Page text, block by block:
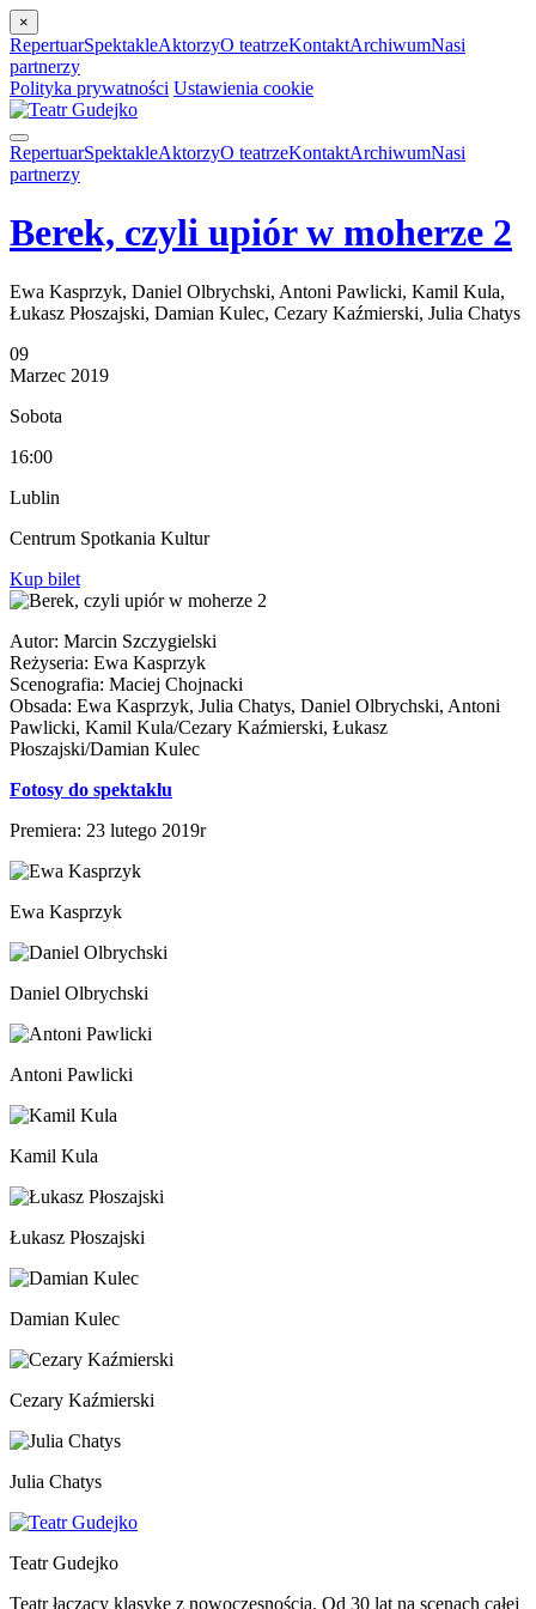
×
RepertuarSpektakleAktorzyO teatrzeKontaktArchiwumNasi
partnerzy
Polityka prywatności Ustawienia cookie
RepertuarSpektakleAktorzyO teatrzeKontaktArchiwumNasi
partnerzy
Berek, czyli upiór w moherze 2
Ewa Kasprzyk, Daniel Olbrychski, Antoni Pawlicki, Kamil Kula,
Łukasz Płoszajski, Damian Kulec, Cezary Kaźmierski, Julia Chatys
09
Marzec 2019
Sobota
16:00
Lublin
Centrum Spotkania Kultur
Kup bilet
Autor: Marcin Szczygielski
Reżyseria: Ewa Kasprzyk
Scenografia: Maciej Chojnacki
Obsada: Ewa Kasprzyk, Julia Chatys, Daniel Olbrychski, Antoni
Pawlicki, Kamil Kula/Cezary Kaźmierski, Łukasz
Płoszajski/Damian Kulec
Fotosy do spektaklu
Premiera: 23 lutego 2019r
Ewa Kasprzyk
Daniel Olbrychski
Antoni Pawlicki
Kamil Kula
Łukasz Płoszajski
Damian Kulec
Cezary Kaźmierski
Julia Chatys
Teatr Gudejko
Teatr łączący klasykę z nowoczesnością. Od 30 lat na scenach całej